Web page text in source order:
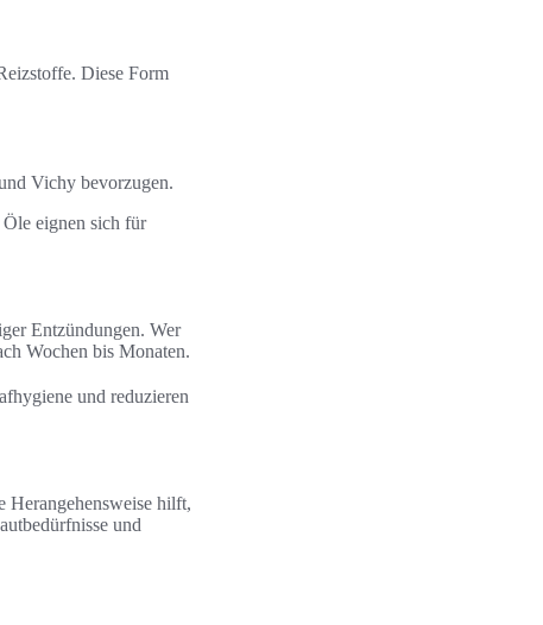
Diese Form
Vichy bevorzugen.
eignen sich für
Entzündungen. Wer
Wochen bis Monaten.
und reduzieren
Herangehensweise hilft,
und